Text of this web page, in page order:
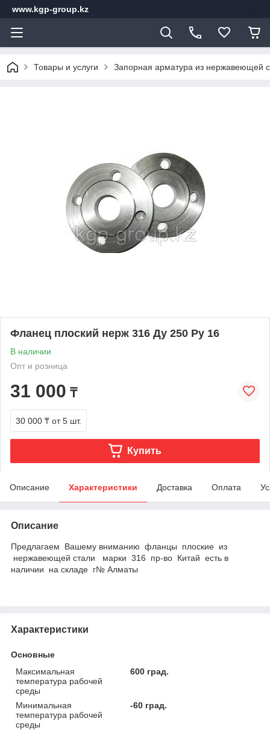
www.kgp-group.kz
Товары и услуги Запорная арматура из нержавеющей
Фланец плоский нерж 316 Ду 250 Ру 16
В наличии
Опт и розница
31 000 ₸
30 000 ₸ от 5 шт.
Купить
Описание Характеристики Доставка Оплата
Описание
Предлагаем Вашему вниманию фланцы плоские из
нержавеющей стали марки 316 пр-во Китай есть в
наличии на складе г№ Алматы
Характеристики
Основные
Максимальная
температура рабочей
среды
600 град.
Минимальная
температура рабочей
среды
-60 град.